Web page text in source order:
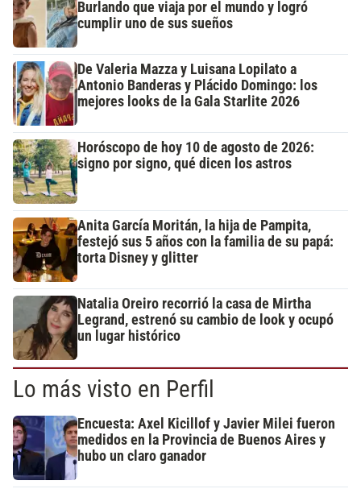
Burlando que viaja por el mundo y logró
cumplir uno de sus sueños
De Valeria Mazza y Luisana Lopilato a
Antonio Banderas y Plácido Domingo: los
mejores looks de la Gala Starlite 2026
Horóscopo de hoy 10 de agosto de 2026:
signo por signo, qué dicen los astros
Anita García Moritán, la hija de Pampita,
festejó sus 5 años con la familia de su papá:
torta Disney y glitter
Natalia Oreiro recorrió la casa de Mirtha
Legrand, estrenó su cambio de look y ocupó
un lugar histórico
Lo más visto en Perfil
Encuesta: Axel Kicillof y Javier Milei fueron
medidos en la Provincia de Buenos Aires y
hubo un claro ganador